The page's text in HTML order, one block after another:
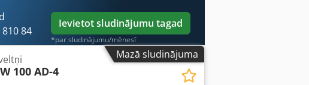
84
Ievietot sludinājumu tagad
*par sludinājumu/mēnesī
Mazā sludinājuma
100 AD-4